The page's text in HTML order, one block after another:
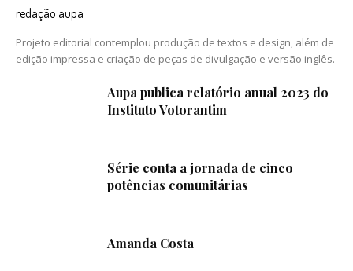
redação aupa
Projeto editorial contemplou produção de textos e design, além de
edição impressa e criação de peças de divulgação e versão inglês.
Aupa publica relatório anual 2023 do
Instituto Votorantim
Série conta a jornada de cinco
potências comunitárias
Amanda Costa